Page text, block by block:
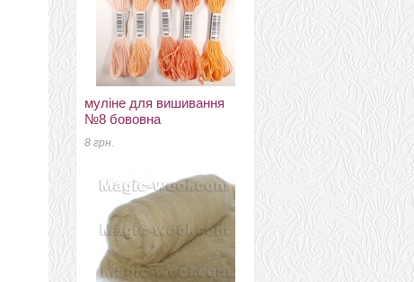
муліне для вишивання
№8 бововна
8 грн.
новозеландский 27мкм
Латвия К4023
44 грн.